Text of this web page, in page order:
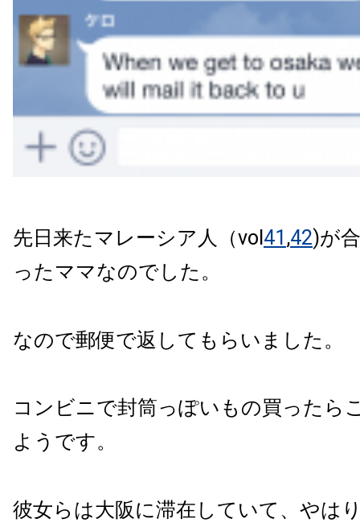
先日来たマレーシア人（vol 41 ,42)が
ったママなのでした。
なので郵便で返してもらいました。
コンビニで封筒っぽいもの買ったら
ようです。
彼女らは大阪に滞在していて、やは